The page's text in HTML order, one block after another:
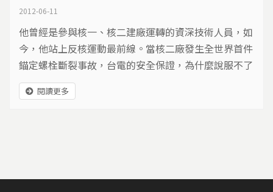
2012-06-11
他曾經是參與核一、核二建廠運轉的資深技術人員，如
今，他站上反核運動最前線。當核二廠發生全世界首件
錨定螺栓斷裂事故，台電的安全保證，為什麼說服不了
曾在裡面工作的員工？
閱讀更多